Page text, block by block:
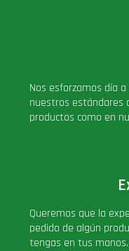
Nos esforzamos día
nuestros estándares
productos como en
Queremos que la
pedido de algún
tengas en tus manos.